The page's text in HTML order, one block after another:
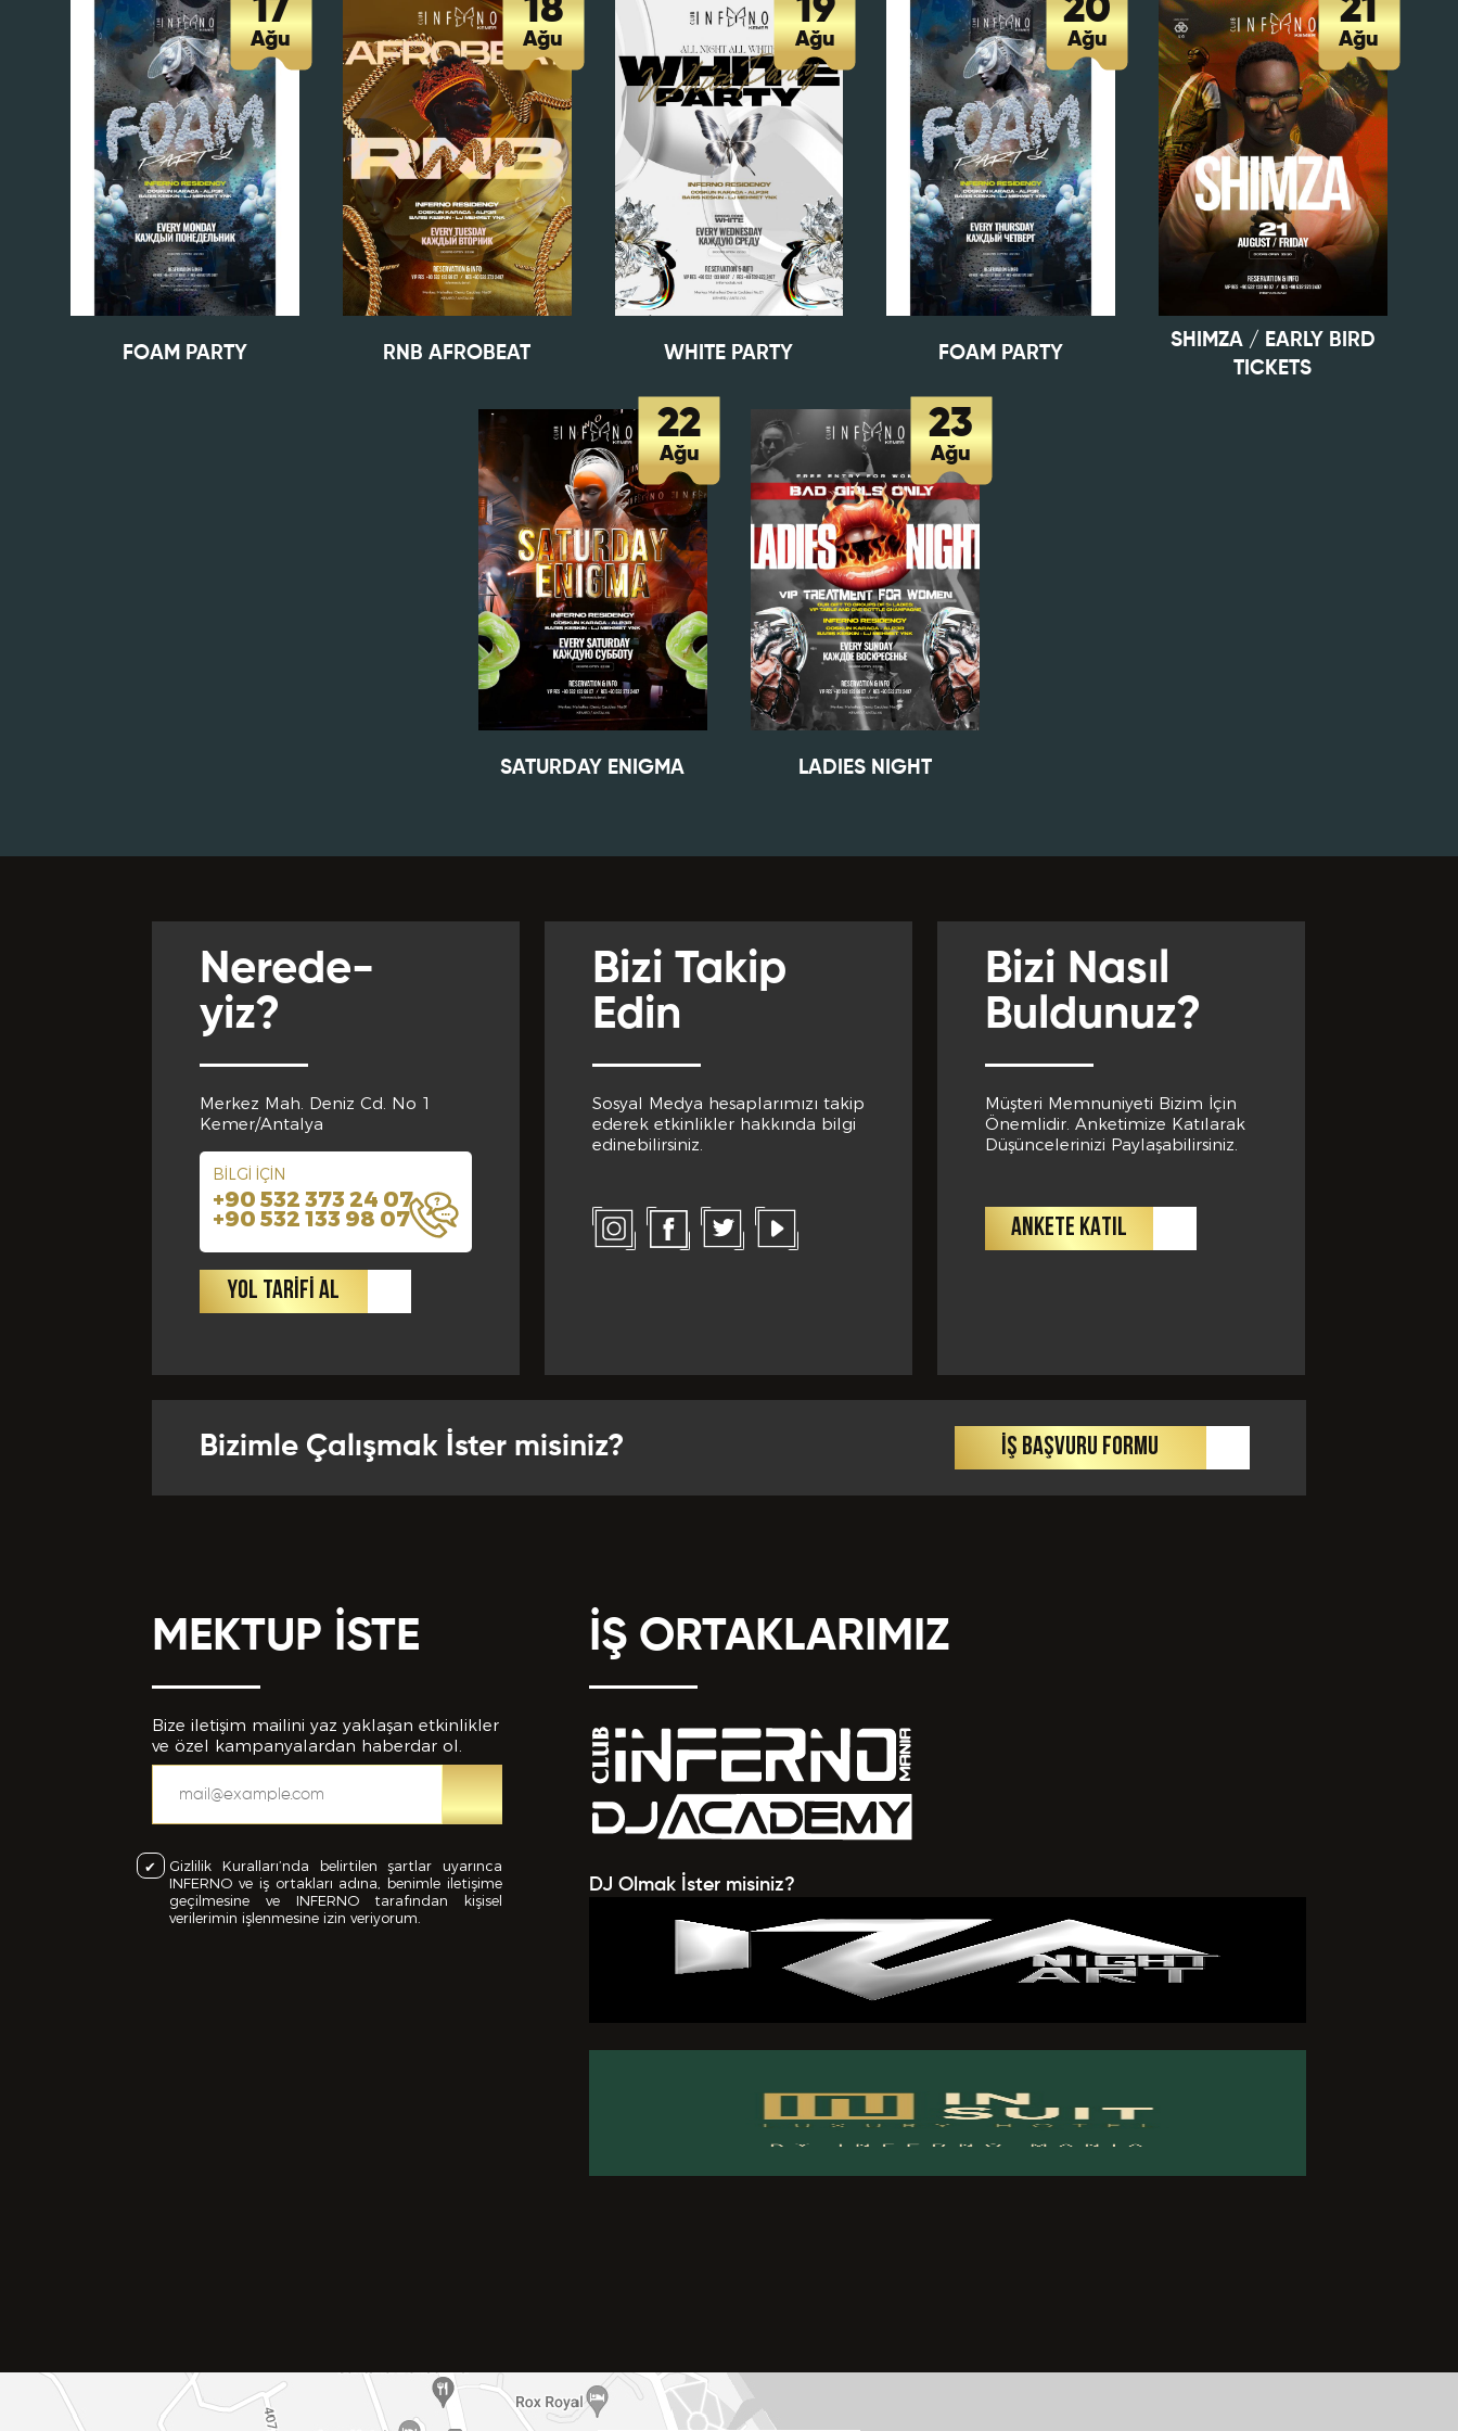
17
Ağu
FOAM PARTY
18
Ağu
RNB AFROBEAT
19
Ağu
WHITE PARTY
20
Ağu
FOAM PARTY
21
Ağu
SHIMZA / EARLY BIRD
TICKETS
22
Ağu
SATURDAY ENIGMA
23
Ağu
LADIES NIGHT
Nerede-
yiz?
Merkez Mah. Deniz Cd. No 1
Kemer/Antalya
BİLGİ İÇİN
+90 532 373 24 07
+90 532 133 98 07
YOL TARİFİ AL
Bizi Takip
Edin
Sosyal Medya hesaplarımızı takip
ederek etkinlikler hakkında bilgi
edinebilirsiniz.
Bizi Nasıl
Buldunuz?
Müşteri Memnuniyeti Bizim İçin
Önemlidir. Anketimize Katılarak
Düşüncelerinizi Paylaşabilirsiniz.
ANKETE KATIL
Bizimle Çalışmak İster misiniz? İŞ BAŞVURU FORMU
MEKTUP İSTE
Bize iletişim mailini yaz yaklaşan etkinlikler
ve özel kampanyalardan haberdar ol.
Gizlilik Kuralları’nda belirtilen şartlar uyarınca
INFERNO ve iş ortakları adına, benimle iletişime
geçilmesine ve INFERNO tarafından kişisel
verilerimin işlenmesine izin veriyorum.
İŞ ORTAKLARIMIZ
DJ Olmak İster misiniz?
Eklemek İstedikleriniz *
CV EKLE
Bu Formda verilen bütün bilgilerin yanlışsız ve eksiksiz olarak tarafımdan
doldurulduğunu, bu bilgiler içinde esasa etki yapan herhangi bir eksiklik veya
feshedilmesi için bir sebep olanağını anlayarak kabul ettiğimi beyan ederim.
BAŞVURUMUGÖNDER